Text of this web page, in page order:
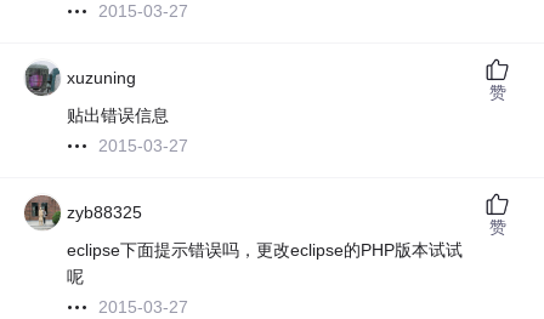
2015-03-27
xuzuning
贴出错误信息
2015-03-27
赞
zyb88325
eclipse下面提示错误吗，更改eclipse的PHP版本试试
呢
2015-03-27
赞